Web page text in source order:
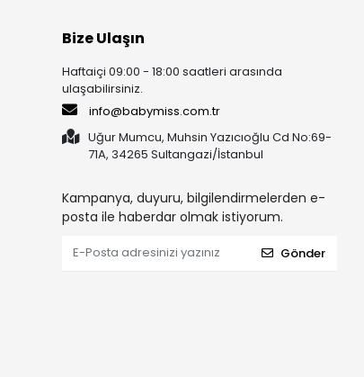
Bize Ulaşın
Haftaiçi 09:00 - 18:00 saatleri arasında
ulaşabilirsiniz.
info@babymiss.com.tr
Uğur Mumcu, Muhsin Yazıcıoğlu Cd No:69-
71A, 34265 Sultangazi/İstanbul
Kampanya, duyuru, bilgilendirmelerden e-
posta ile haberdar olmak istiyorum.
Gönder